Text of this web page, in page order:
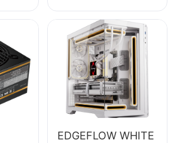
ESGAMING 650W
высокого
качества, КПД
85%,
полномодульный,
бронзовый (80+),
для настольных
EDGEFLOW WHITE